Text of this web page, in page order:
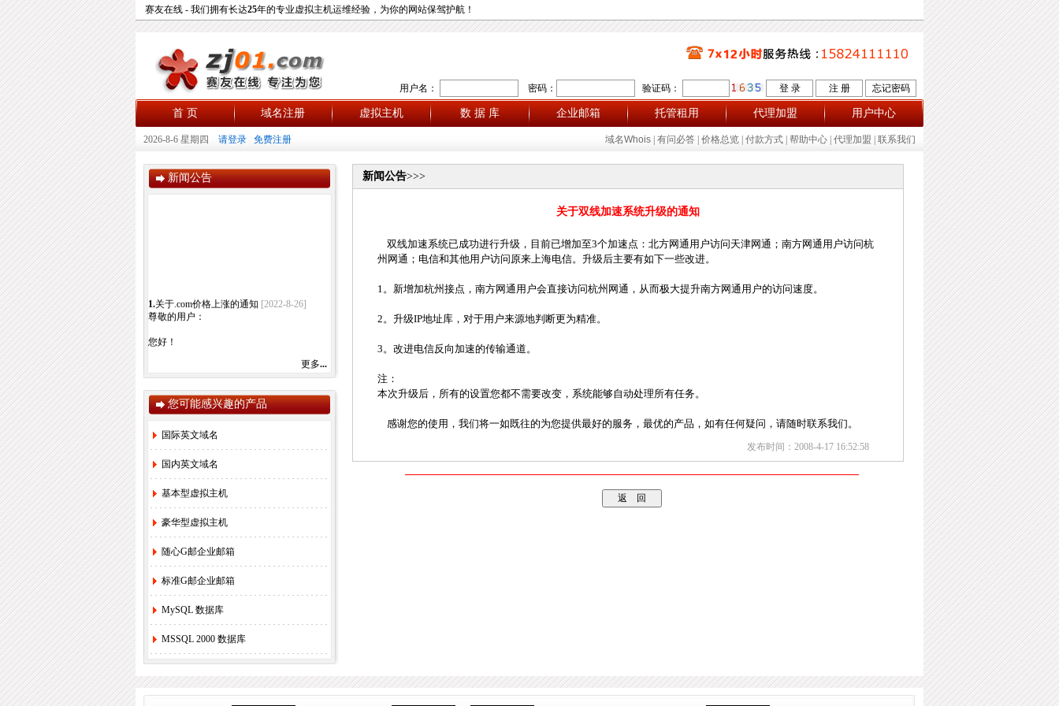
赛友在线 - 我们拥有长达25年的专业虚拟主机运维经验，为你的网站保驾护航！
用户名： 密码： 验证码：
首 页 域名注册 虚拟主机 数 据 库 企业邮箱 托管租用 代理加盟 用户中心
2026-8-6 星期四 请登录 免费注册 域名Whois 有问必答 价格总览 付款方式 帮助中心 代理加盟 联系我们
新闻公告
1. 关于.com价格上涨的通知 [2022-8-26]
尊敬的用户：
您好！
感谢您一直以来对赛友在线的关注和支持！
由于注册局成本上涨，我司将于2022年9月1
日开始对.com后缀域名注册和续费价格进行
调整。
.com注册首年以及续费上涨幅度5元/每年，
详情参考赛友在线域名价格总览。
如果您需要使用，管理以上业务，敬请您提
早办理，谢谢!
2022年08月26日
2.关于《全面实行域名实名制》的紧急通
知！ [2022-6-23]
3.
关于.com价格调整的通知
4. 香港独享服务器69硬件升级通知！
5.香港服务器机房线路升级维护通知
11-27]
8-21]
更多...
您可能感兴趣的产品
国际英文域名
国内英文域名
基本型虚拟主机
豪华型虚拟主机
随心G邮企业邮箱
标准G邮企业邮箱
MySQL 数据库
MSSQL 2000 数据库
新闻公告>>>
关于双线加速系统升级的通知
双线加速系统已成功进行升级，目前已增加至3个加速点：北方网通用户访问天津网通；南方网通用户访问杭
州网通；电信和其他用户访问原来上海电信。升级后主要有如下一些改进。
1。新增加杭州接点，南方网通用户会直接访问杭州网通，从而极大提升南方网通用户的访问速度。
2。升级IP地址库，对于用户来源地判断更为精准。
3。改进电信反向加速的传输通道。
注：
本次升级后，所有的设置您都不需要改变，系统能够自动处理所有任务。
感谢您的使用，我们将一如既往的为您提供最好的服务，最优的产品，如有任何疑问，请随时联系我们。
发布时间：2008-4-17 16:52:58